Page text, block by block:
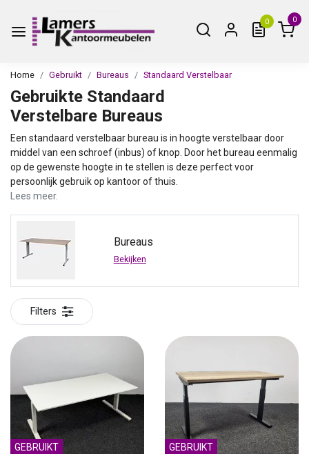
0 0
Home Gebruikt Bureaus Standaard Verstelbaar
Gebruikte Standaard
Verstelbare Bureaus
Een standaard verstelbaar bureau is in hoogte verstelbaar door
middel van een schroef (inbus) of knop. Door het bureau eenmalig
op de gewenste hoogte in te stellen is deze perfect voor
persoonlijk gebruik op kantoor of thuis.
Lees meer.
Bureaus
Bekijken
Filters
GEBRUIKT GEBRUIKT